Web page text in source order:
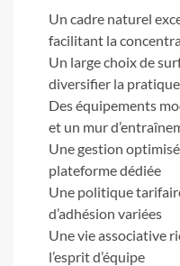
Un cadre naturel
facilitant la
Un large choix de
diversifier la pratique
Des équipements
et un mur
Une gestion
plateforme dédiée
Une politique
d’adhésion variées
Une vie associative
l’esprit d’équipe